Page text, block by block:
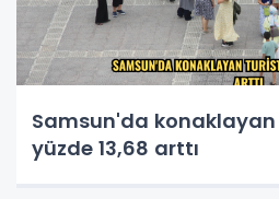
Samsun'da konaklayan
yüzde 13,68 arttı